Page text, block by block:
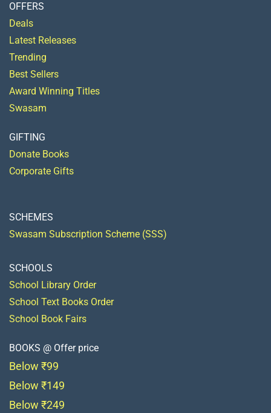
OFFERS
Deals
Latest Releases
Trending
Best Sellers
Award Winning Titles
Swasam
GIFTING
Donate Books
Corporate Gifts
SCHEMES
Swasam Subscription Scheme (SSS)
SCHOOLS
School Library Order
School Text Books Order
School Book Fairs
BOOKS @ Offer price
Below ₹99
Below ₹149
Below ₹249